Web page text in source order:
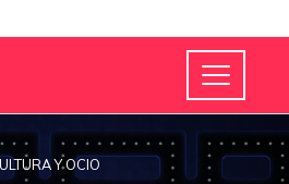
Y OCIO